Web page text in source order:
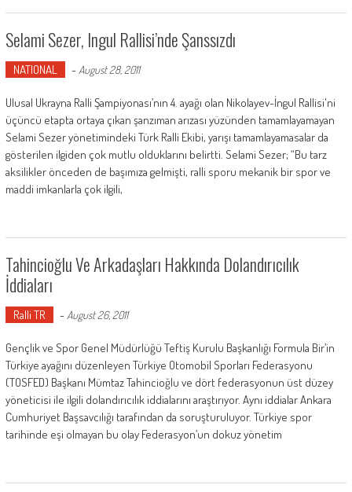
Selami Sezer, Ingul Rallisi’nde Şanssızdı
NATIONAL - August 28, 2011
Ulusal Ukrayna Ralli Şampiyonası’nın 4. ayağı olan Nikolayev-İngul Rallisi'ni
üçüncü etapta ortaya çıkan şanzıman arızası yüzünden tamamlayamayan
Selami Sezer yönetimindeki Türk Ralli Ekibi, yarışı tamamlayamasalar da
gösterilen ilgiden çok mutlu olduklarını belirtti. Selami Sezer; “Bu tarz
aksilikler önceden de başımıza gelmişti, ralli sporu mekanik bir spor ve
maddi imkanlarla çok ilgili,
Tahincioğlu Ve Arkadaşları Hakkında Dolandırıcılık
İddiaları
Ralli TR - August 26, 2011
Gençlik ve Spor Genel Müdürlüğü Teftiş Kurulu Başkanlığı Formula Bir’in
Türkiye ayağını düzenleyen Türkiye Otomobil Sporları Federasyonu
(TOSFED) Başkanı Mümtaz Tahincioğlu ve dört federasyonun üst düzey
yöneticisi ile ilgili dolandırıcılık iddialarını araştırıyor. Aynı iddialar Ankara
Cumhuriyet Başsavcılığı tarafından da soruşturuluyor. Türkiye spor
tarihinde eşi olmayan bu olay Federasyon’un dokuz yönetim